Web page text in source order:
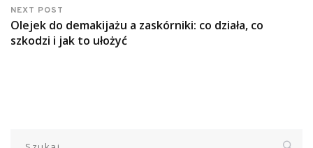
NEXT POST
Olejek do demakijażu a zaskórniki: co działa, co
szkodzi i jak to ułożyć